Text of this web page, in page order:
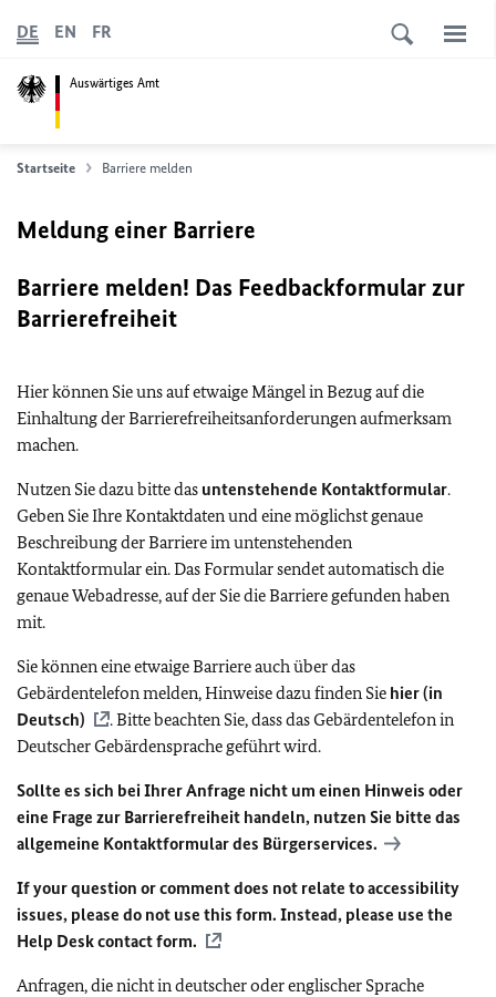
Auswärtiges Amt
DE EN FR
Startseite Barriere melden
Meldung einer Barriere
Barriere melden! Das Feedbackformular zur
Barrierefreiheit
Hier können Sie uns auf etwaige Mängel in Bezug auf die
Einhaltung der Barrierefreiheitsanforderungen aufmerksam
machen.
Nutzen Sie dazu bitte das untenstehende Kontaktformular.
Geben Sie Ihre Kontaktdaten und eine möglichst genaue
Beschreibung der Barriere im untenstehenden
Kontaktformular ein. Das Formular sendet automatisch die
genaue Webadresse, auf der Sie die Barriere gefunden haben
mit.
Sie können eine etwaige Barriere auch über das
Gebärdentelefon melden, Hinweise dazu finden Sie hier (in
Deutsch)
. Bitte beachten Sie, dass das Gebärdentelefon in
Deutscher Gebärdensprache geführt wird.
Sollte es sich bei Ihrer Anfrage nicht um einen Hinweis oder
eine Frage zur Barrierefreiheit handeln, nutzen Sie bitte das
allgemeine Kontaktformular des Bürgerservices.
If your question or comment does not relate to accessibility
issues, please do not use this form. Instead, please use the
Help Desk contact form.
Anfragen, die nicht in deutscher oder englischer Sprache